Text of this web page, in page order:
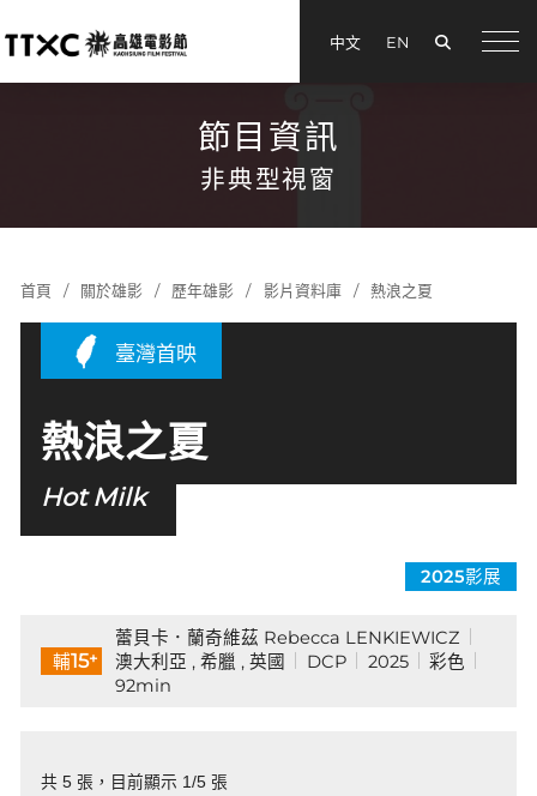
中文 EN
節目資訊
非典型視窗
首頁 關於雄影 歷年雄影 影片資料庫 熱浪之夏
臺灣首映
熱浪之夏
Hot Milk
2025影展
輔15+
蕾貝卡．蘭奇維茲 Rebecca LENKIEWICZ
澳大利亞 , 希臘 , 英國
DCP 2025
彩色
92min
共 5 張，目前顯示 1/5 張